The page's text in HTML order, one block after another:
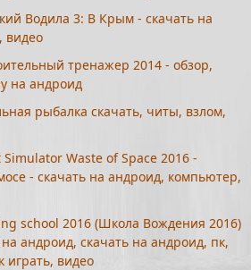
Водила 3: В Крым - скачать на
видео
тренажер 2014 - обзор,
на андроид
рыбалка скачать, читы, взлом,
Simulator Waste of Space 2016 -
- скачать на андроид, компьютер,
school 2016 (Школа Вождения 2016)
андроид, скачать на андроид, пк,
играть, видео